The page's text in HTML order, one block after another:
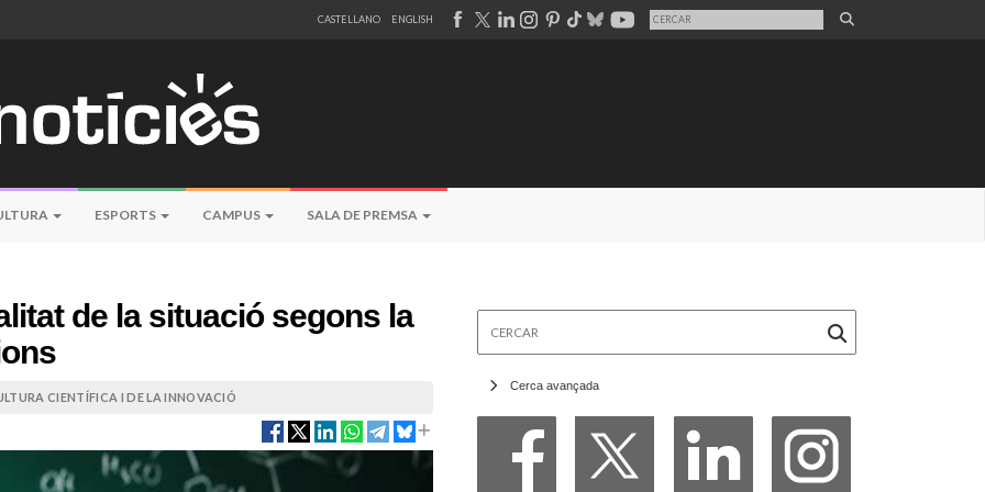
CASTELLANO ENGLISH
ESPORTS CAMPUS SALA DE PREMSA
de la situació segons la
CIENTÍFICA I DE LA INNOVACIÓ
Cerca avançada